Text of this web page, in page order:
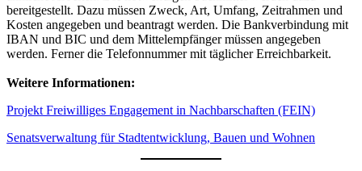
bereitgestellt. Dazu müssen Zweck, Art, Umfang, Zeitrahmen und
Kosten angegeben und beantragt werden. Die Bankverbindung mit
IBAN und BIC und dem Mittelempfänger müssen angegeben
werden. Ferner die Telefonnummer mit täglicher Erreichbarkeit.
Weitere Informationen:
Projekt Freiwilliges Engagement in Nachbarschaften (FEIN)
Senatsverwaltung für Stadtentwicklung, Bauen und Wohnen